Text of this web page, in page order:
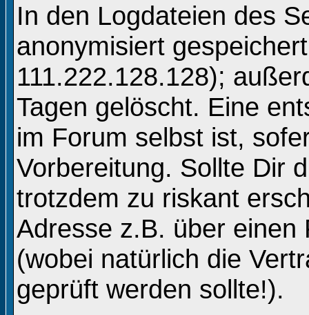
In den Logdateien des
anonymisiert
111.222.128.128);
Tagen gelöscht. Eine
im Forum selbst ist,
Vorbereitung. Sollte Dir
trotzdem zu riskant
Adresse z.B. über einen
(wobei natürlich die
geprüft werden sollte!).